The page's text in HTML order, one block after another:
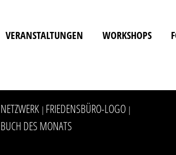
VERANSTALTUNGEN WORKSHOPS
NETZWERK | FRIEDENSBÜRO-LOGO |
BUCH DES MONATS